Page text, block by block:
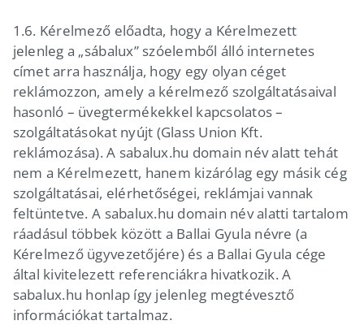
1.6. Kérelmező előadta, hogy a Kérelmezett
jelenleg a „sábalux” szóelemből álló internetes
címet arra használja, hogy egy olyan céget
reklámozzon, amely a kérelmező szolgáltatásaival
hasonló – üvegtermékekkel kapcsolatos –
szolgáltatásokat nyújt (Glass Union Kft.
reklámozása). A sabalux.hu domain név alatt tehát
nem a Kérelmezett, hanem kizárólag egy másik cég
szolgáltatásai, elérhetőségei, reklámjai vannak
feltüntetve. A sabalux.hu domain név alatti tartalom
ráadásul többek között a Ballai Gyula névre (a
Kérelmező ügyvezetőjére) és a Ballai Gyula cége
által kivitelezett referenciákra hivatkozik. A
sabalux.hu honlap így jelenleg megtévesztő
információkat tartalmaz.